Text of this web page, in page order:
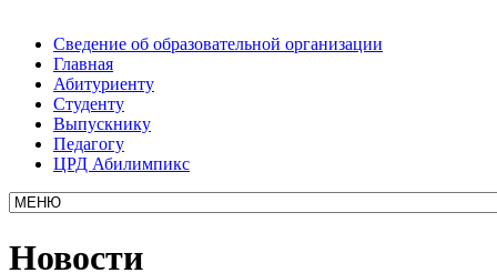
Сведение об образовательной организации
Главная
Абитуриенту
Студенту
Выпускнику
Педагогу
ЦРД Абилимпикс
Новости